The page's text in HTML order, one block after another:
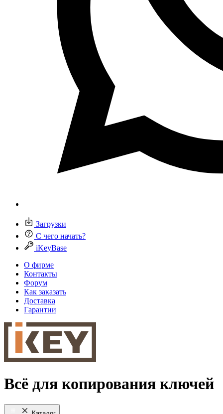
Загрузки
С чего начать?
iKeyBase
О фирме
Контакты
Форум
Как заказать
Доставка
Гарантии
Всё для копирования ключей